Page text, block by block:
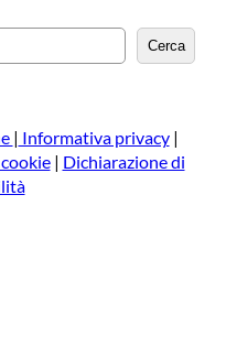
Cerca
| Informativa privacy|
| Dichiarazione di